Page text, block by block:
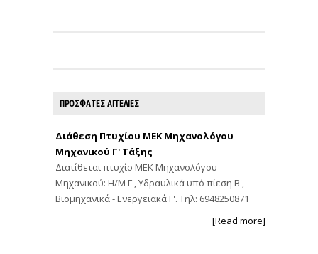
ΠΡΟΣΦΑΤΕΣ ΑΓΓΕΛΙΕΣ
Διάθεση Πτυχίου ΜΕΚ Μηχανολόγου
Μηχανικού Γ' Τάξης
Διατίθεται πτυχίο ΜΕΚ Μηχανολόγου
Μηχανικού: Η/Μ Γ', Υδραυλικά υπό πίεση Β',
Βιομηχανικά - Ενεργειακά Γ'. Τηλ: 6948250871
[Read more]